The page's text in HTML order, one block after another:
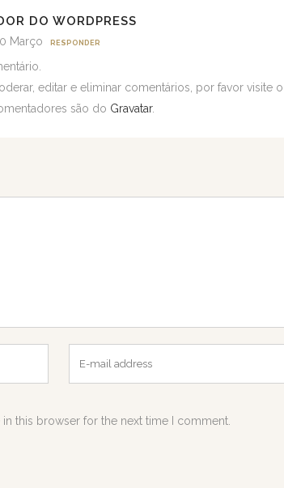
DO WORDPRESS
Março RESPONDER
editar e eliminar comentários, por favor visite
são do Gravatar.
this browser for the next time I comment.